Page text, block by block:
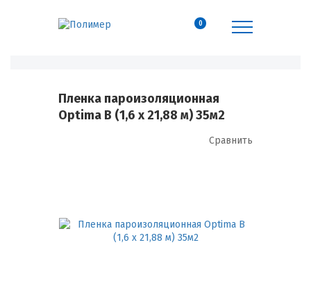
0
Пленка пароизоляционная
Optima B (1,6 х 21,88 м) 35м2
Сравнить